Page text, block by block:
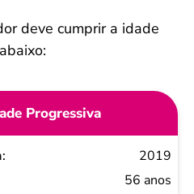
deve cumprir a idade
Progressiva
2019
56 anos